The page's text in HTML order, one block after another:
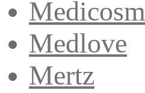
Medicosm
Medlove
Mertz